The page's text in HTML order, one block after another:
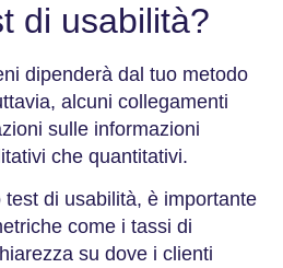
di usabilità?
dipenderà dal tuo metodo
alcuni collegamenti
sulle informazioni
che quantitativi.
di usabilità, è importante
come i tassi di
su dove i clienti